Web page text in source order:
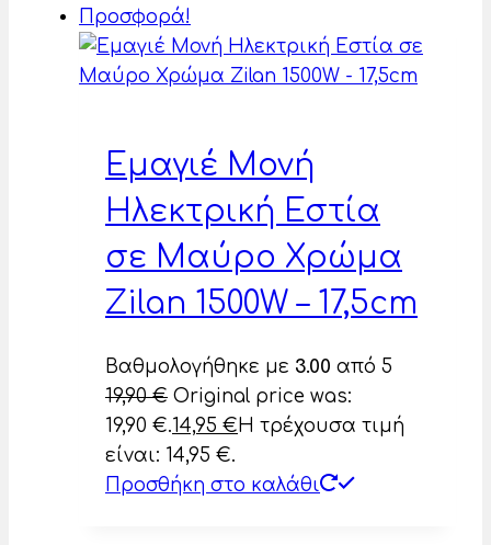
Προσφορά!
Εμαγιέ Μονή
Ηλεκτρική Εστία
σε Μαύρο Χρώμα
Zilan 1500W – 17,5cm
Βαθμολογήθηκε με 3.00 από 5
19,90€ Original price was:
19,90 €.14,95 €Η τρέχουσα τιμή
είναι: 14,95 €.
Προσθήκη στο καλάθι